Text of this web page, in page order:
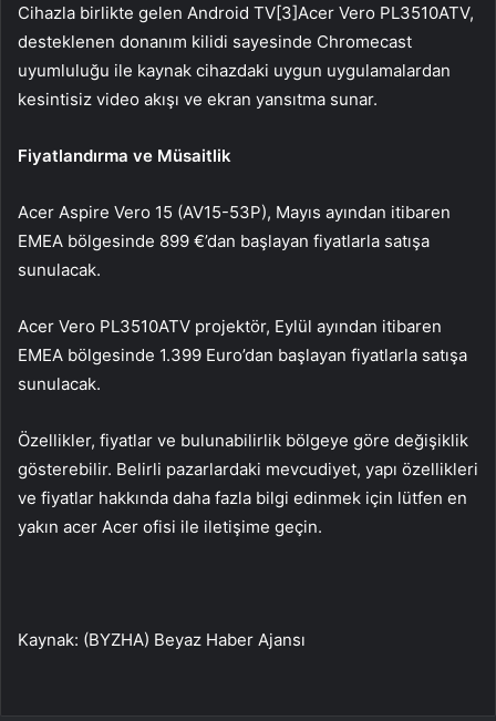
Cihazla birlikte gelen Android TV[3]Acer Vero PL3510ATV,
desteklenen donanım kilidi sayesinde Chromecast
uyumluluğu ile kaynak cihazdaki uygun uygulamalardan
kesintisiz video akışı ve ekran yansıtma sunar.
Fiyatlandırma ve Müsaitlik
Acer Aspire Vero 15 (AV15-53P), Mayıs ayından itibaren
EMEA bölgesinde 899 €’dan başlayan fiyatlarla satışa
sunulacak.
Acer Vero PL3510ATV projektör, Eylül ayından itibaren
EMEA bölgesinde 1.399 Euro’dan başlayan fiyatlarla satışa
sunulacak.
Özellikler, fiyatlar ve bulunabilirlik bölgeye göre değişiklik
gösterebilir. Belirli pazarlardaki mevcudiyet, yapı özellikleri
ve fiyatlar hakkında daha fazla bilgi edinmek için lütfen en
yakın acer Acer ofisi ile iletişime geçin.
Kaynak: (BYZHA) Beyaz Haber Ajansı